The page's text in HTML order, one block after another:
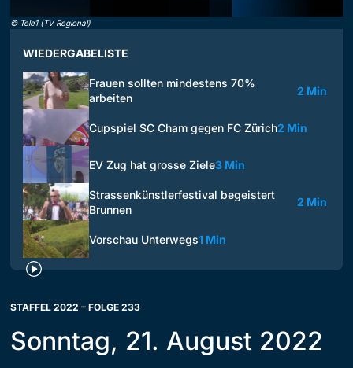
© Tele1 (TV Regional)
WIEDERGABELISTE
Frauen sollten mindestens 70%
arbeiten
2 Min
Cupspiel SC Cham gegen FC Zürich2 Min
EV Zug hat grosse Ziele3 Min
Strassenkünstlerfestival begeistert
Brunnen
2 Min
Vorschau Unterwegs1 Min
STAFFEL 2022 – FOLGE 233
Sonntag, 21. August 2022